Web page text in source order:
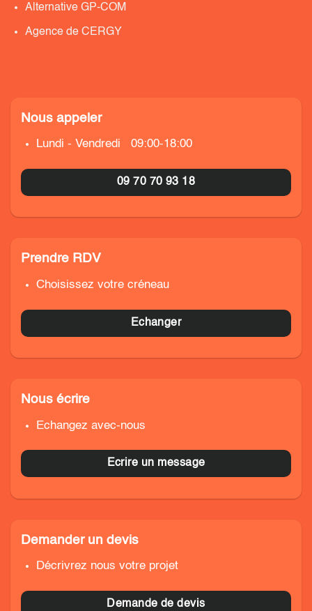
Alternative GP-COM
Agence de CERGY
Nous appeler
Lundi - Vendredi 09:00-18:00
09 70 70 93 18
Prendre RDV
Choisissez votre créneau
Echanger
Nous écrire
Echangez avec-nous
Ecrire un message
Demander un devis
Décrivrez nous votre projet
Demande de devis